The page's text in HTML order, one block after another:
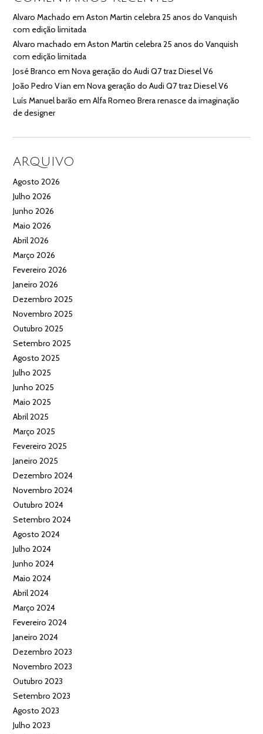
Alvaro Machado emAston Martin celebra 25 anos do Vanquish
com edição limitada
Alvaro machado emAston Martin celebra 25 anos do Vanquish
com edição limitada
José Branco emNova geração do Audi Q7 traz Diesel V6
João Pedro Vian emNova geração do Audi Q7 traz Diesel V6
Luís Manuel barão emAlfa Romeo Brera renasce da imaginação
de designer
ARQUIVO
Agosto 2026
Julho 2026
Junho 2026
Maio 2026
Abril 2026
Março 2026
Fevereiro 2026
Janeiro 2026
Dezembro 2025
Novembro 2025
Outubro 2025
Setembro 2025
Agosto 2025
Julho 2025
Junho 2025
Maio 2025
Abril 2025
Março 2025
Fevereiro 2025
Janeiro 2025
Dezembro 2024
Novembro 2024
Outubro 2024
Setembro 2024
Agosto 2024
Julho 2024
Junho 2024
Maio 2024
Abril 2024
Março 2024
Fevereiro 2024
Janeiro 2024
Dezembro 2023
Novembro 2023
Outubro 2023
Setembro 2023
Agosto 2023
Julho 2023